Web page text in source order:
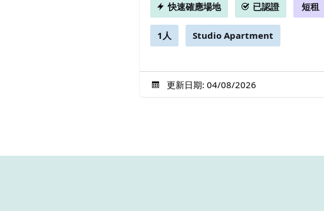
快速確應場地 已認證 短租
1人 Studio Apartment
更新日期: 04/08/2026